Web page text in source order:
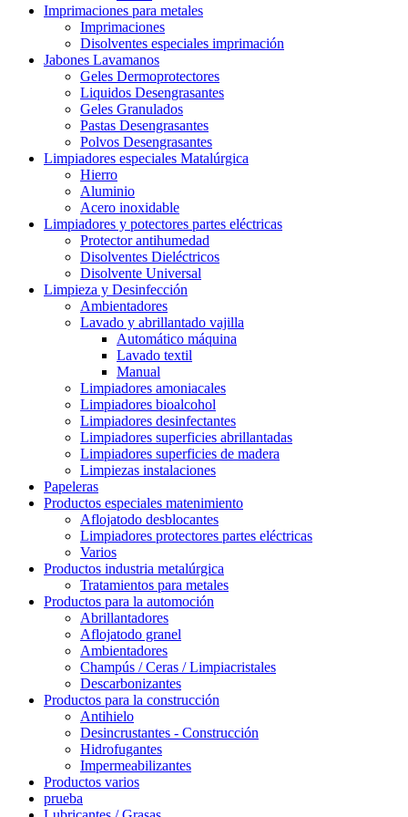
Imprimaciones para metales
Imprimaciones
Disolventes especiales imprimación
Jabones Lavamanos
Geles Dermoprotectores
Liquidos Desengrasantes
Geles Granulados
Pastas Desengrasantes
Polvos Desengrasantes
Limpiadores especiales Matalúrgica
Hierro
Aluminio
Acero inoxidable
Limpiadores y potectores partes eléctricas
Protector antihumedad
Disolventes Dieléctricos
Disolvente Universal
Limpieza y Desinfección
Ambientadores
Lavado y abrillantado vajilla
Automático máquina
Lavado textil
Manual
Limpiadores amoniacales
Limpiadores bioalcohol
Limpiadores desinfectantes
Limpiadores superficies abrillantadas
Limpiadores superficies de madera
Limpiezas instalaciones
Papeleras
Productos especiales matenimiento
Aflojatodo desblocantes
Limpiadores protectores partes eléctricas
Varios
Productos industria metalúrgica
Tratamientos para metales
Productos para la automoción
Abrillantadores
Aflojatodo granel
Ambientadores
Champús / Ceras / Limpiacristales
Descarbonizantes
Productos para la construcción
Antihielo
Desincrustantes - Construcción
Hidrofugantes
Impermeabilizantes
Productos varios
prueba